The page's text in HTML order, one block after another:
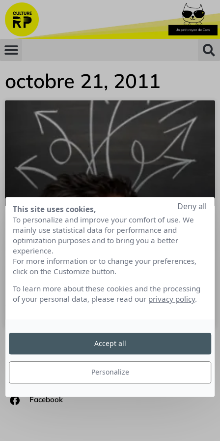
octobre 21, 2011
Face aux médias, les femmes ne sont
pas des hommes comme les autres
Matière à réflexion : Bernard Petitjean et Corinne da Costa –
sociologues et pédagogues s’écharpent autour
SUIVEZ-NOUS
Facebook
This site uses cookies,
To personalize and improve your comfort of use. We
mainly use statistical data for performance and
optimization purposes and to bring you a better
experience.
For more information or to change your preferences,
click on the Customize button.
To learn more about these cookies and the processing
of your personal data, please read our privacy policy.
Personalize
Deny all
Accept all